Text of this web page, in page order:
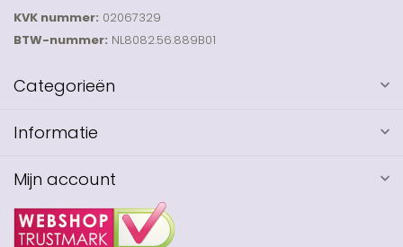
KVK nummer: 02067329
BTW-nummer: NL8082.56.889B01
Categorieën
Informatie
Mijn account